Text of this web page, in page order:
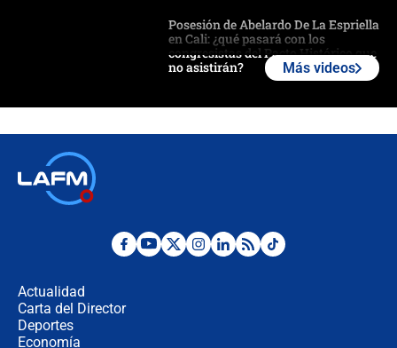
Posesión de Abelardo De La Espriella
en Cali: ¿qué pasará con los
congresistas del Pacto Histórico que
no asistirán?
¿Por qué De la Espriella gobernará
Más videos
Actualidad
Carta del Director
Deportes
Economía